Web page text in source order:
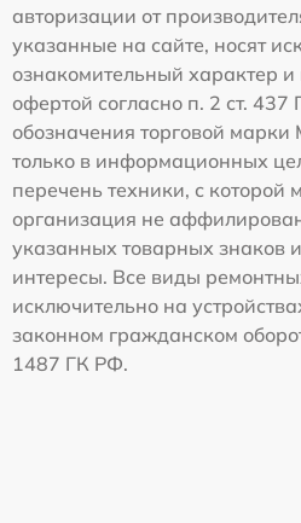
авторизации от
указанные на сайте, носят
ознакомительный характер
офертой согласно п. 2 ст.
обозначения торговой марки
только в информационных
перечень техники, с
организация не
указанных товарных знаков
интересы. Все виды
исключительно на
законном гражданском
1487 ГК РФ.